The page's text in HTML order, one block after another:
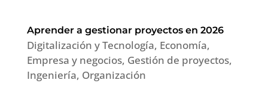
Aprender a gestionar proyectos en 2026
Digitalización y Tecnología, Economía,
Empresa y negocios, Gestión de proyectos,
Ingeniería, Organización